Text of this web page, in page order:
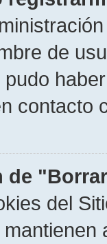
de
contacto
de
del